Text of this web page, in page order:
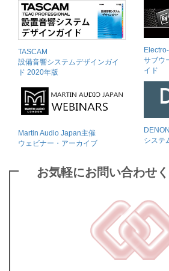
TASCAM
設備音響システムデザインガイ
ド 2020年版
サブウ
イド
Martin Audio Japan主催
ウェビナー・アーカイブ
システ
お気軽にお問い合わせ